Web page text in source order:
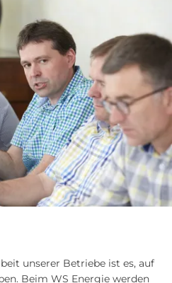
unserer Betriebe ist es, auf
Beim WS Energie werden